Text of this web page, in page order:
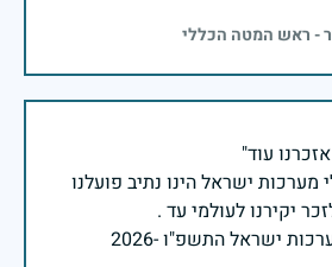
- ראש המטה הכללי
ישראל הינו נתיב פועלנו
ישראל התשפ"ו -2026